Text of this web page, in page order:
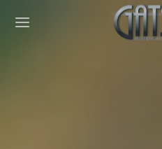
Cookies management panel